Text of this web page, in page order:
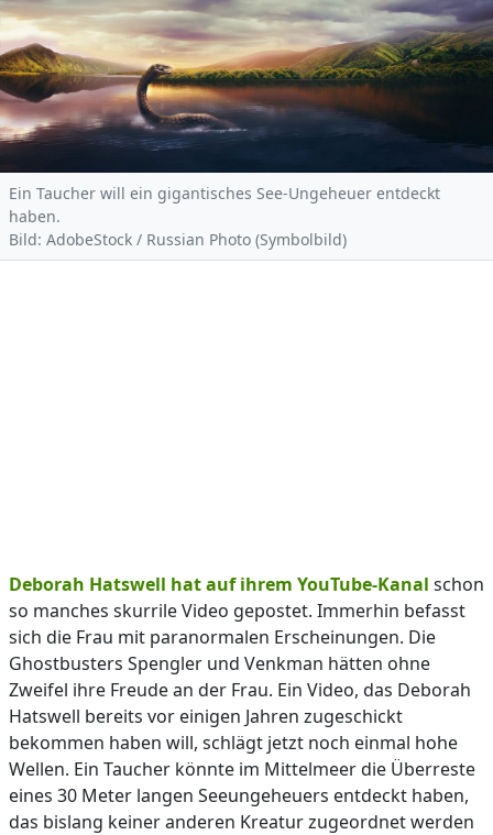
Ein Taucher will ein gigantisches See-Ungeheuer entdeckt
haben.
Bild: AdobeStock / Russian Photo (Symbolbild)
Deborah Hatswell hat auf ihrem YouTube-Kanal schon
so manches skurrile Video gepostet. Immerhin befasst
sich die Frau mit paranormalen Erscheinungen. Die
Ghostbusters Spengler und Venkman hätten ohne
Zweifel ihre Freude an der Frau. Ein Video, das Deborah
Hatswell bereits vor einigen Jahren zugeschickt
bekommen haben will, schlägt jetzt noch einmal hohe
Wellen. Ein Taucher könnte im Mittelmeer die Überreste
eines 30 Meter langen Seeungeheuers entdeckt haben,
das bislang keiner anderen Kreatur zugeordnet werden